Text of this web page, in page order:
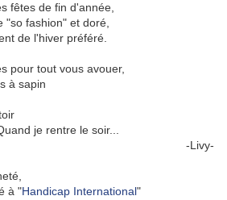
fêtes de fin d'année,
"so fashion" et doré,
de l'hiver préféré.
pour tout vous avouer,
à sapin
je rentre le soir...
-Livy-
à "Handicap International"